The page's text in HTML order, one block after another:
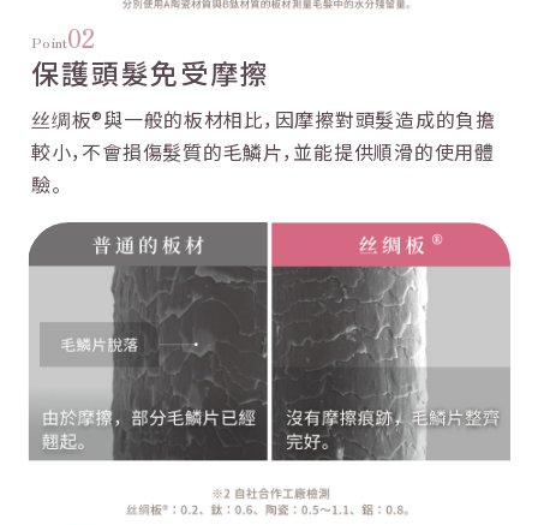
Point02
保護頭髮免受摩擦
丝绸板®與一般的板材相比， 因摩擦對頭髮造成的負擔
較小， 不會損傷髮質的毛鱗片， 並能提供順滑的使用體
驗。